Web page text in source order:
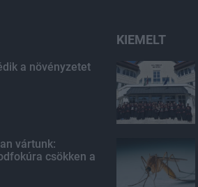
a növényzetet
vártunk:
csökken a
KIEMELT